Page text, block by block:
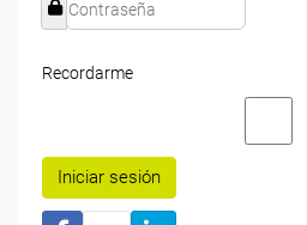
Recordarme
Iniciar sesión